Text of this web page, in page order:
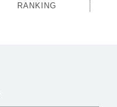
RANKING